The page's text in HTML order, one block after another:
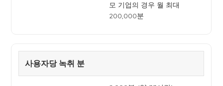
모 기업의 경우 월 최대
200,000분
사용자당 녹취 분